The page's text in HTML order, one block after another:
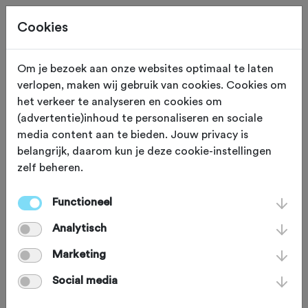
OVERIG Gewijzigd op 27 juli 2022
Filmtip: A Dog's Tale
Als hondenliefhebber moet je A Dog's
Tale gezien hebben. De video volgt
een aantal trouwe viervoeters die niets
liever doen dan in het spoor van hun
bikende baasjes over stoffige mtb-
Cookies
Om je bezoek aan onze websites optimaal te laten
verlopen, maken wij gebruik van cookies. Cookies om
het verkeer te analyseren en cookies om
(advertentie)inhoud te personaliseren en sociale
media content aan te bieden. Jouw privacy is
belangrijk, daarom kun je deze cookie-instellingen
zelf beheren.
Functioneel
Analytisch
Marketing
Social media